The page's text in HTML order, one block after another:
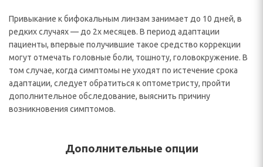
Привыкание к бифокальным линзам занимает до 10 дней, в
редких случаях — до 2х месяцев. В период адаптации
пациенты, впервые получившие такое средство коррекции
могут отмечать головные боли, тошноту, головокружение. В
том случае, когда симптомы не уходят по истечение срока
адаптации, следует обратиться к оптометристу, пройти
дополнительное обследование, выяснить причину
возникновения симптомов.
Дополнительные опции